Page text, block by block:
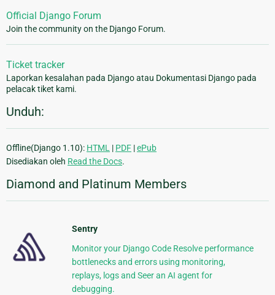
Official Django Forum
Join the community on the Django Forum.
Ticket tracker
Laporkan kesalahan pada Django atau Dokumentasi Django pada
pelacak tiket kami.
Unduh:
Offline(Django 1.10): HTML | PDF |ePub
Disediakan oleh Read the Docs.
Diamond and Platinum Members
Sentry
Monitor your Django Code Resolve performance
bottlenecks and errors using monitoring,
replays, logs and Seer an AI agent for
debugging.